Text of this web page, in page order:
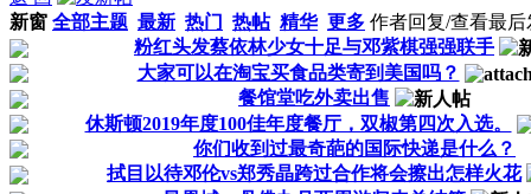
新窗 全部主题 最新 热门 热帖 精华 更多 作者回复/查看最后
粉红头发蔡依林少女十足与邓紫棋强强联手
大家可以在淘宝买食品类寄到美国吗？
餐馆堂吃外卖出售
休斯顿2019年度100佳年度餐厅，双椒第四次入选。
你们收到过最奇葩的国际快递是什么？
拭目以待邓伦vs郑秀晶跨过合作将会擦出怎样火花